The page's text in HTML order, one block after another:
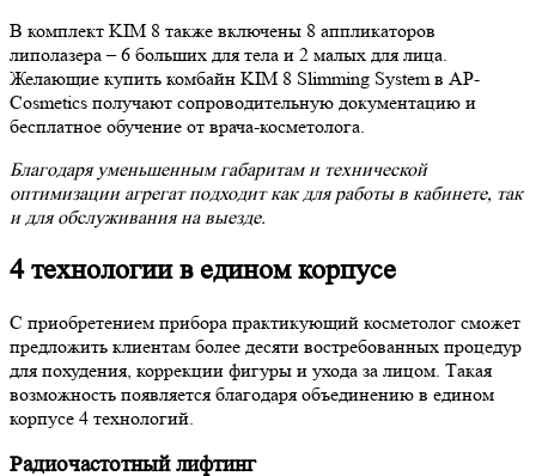
В комплект KIM 8 также включены 8 аппликаторов
липолазера – 6 больших для тела и 2 малых для лица.
Желающие купить комбайн KIM 8 Slimming System в AP-
Cosmetics получают сопроводительную документацию и
бесплатное обучение от врача-косметолога.
Благодаря уменьшенным габаритам и технической
оптимизации агрегат подходит как для работы в кабинете, так
и для обслуживания на выезде.
4 технологии в едином корпусе
С приобретением прибора практикующий косметолог сможет
предложить клиентам более десяти востребованных процедур
для похудения, коррекции фигуры и ухода за лицом. Такая
возможность появляется благодаря объединению в едином
корпусе 4 технологий.
Радиочастотный лифтинг